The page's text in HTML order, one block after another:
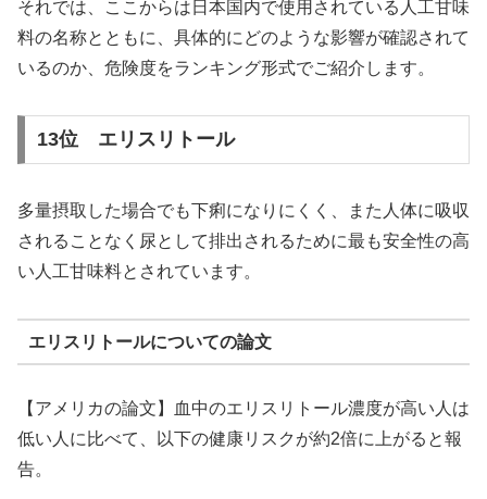
それでは、ここからは日本国内で使用されている人工甘味
料の名称とともに、具体的にどのような影響が確認されて
いるのか、危険度をランキング形式でご紹介します。
13位 エリスリトール
多量摂取した場合でも下痢になりにくく、また人体に吸収
されることなく尿として排出されるために最も安全性の高
い人工甘味料とされています。
エリスリトールについての論文
【アメリカの論文】血中のエリスリトール濃度が高い人は
低い人に比べて、以下の健康リスクが約2倍に上がると報
告。